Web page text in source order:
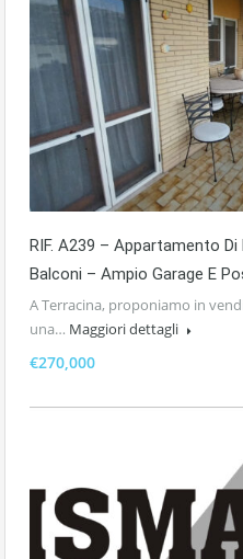
RIF. A239 – Appartamento
Balconi – Ampio Garage E
A Terracina, proponiamo in
una… Maggiori dettagli
€270,000